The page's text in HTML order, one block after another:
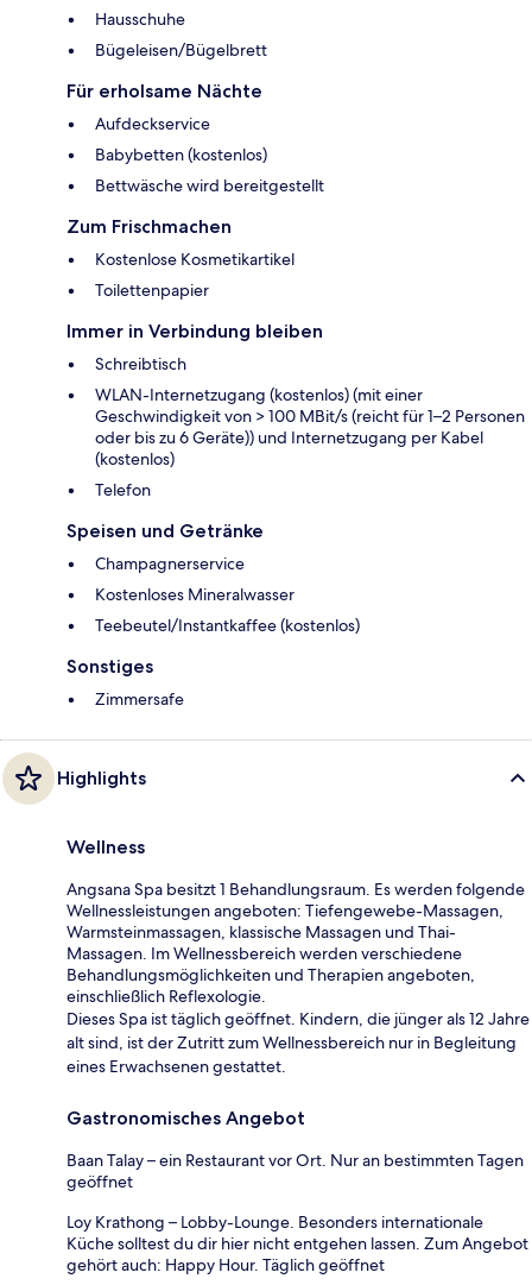
Hausschuhe
Bügeleisen/Bügelbrett
Für erholsame Nächte
Aufdeckservice
Babybetten (kostenlos)
Bettwäsche wird bereitgestellt
Zum Frischmachen
Kostenlose Kosmetikartikel
Toilettenpapier
Immer in Verbindung bleiben
Schreibtisch
WLAN-Internetzugang (kostenlos) (mit einer
Geschwindigkeit von > 100 MBit/s (reicht für 1–2 Personen
oder bis zu 6 Geräte)) und Internetzugang per Kabel
(kostenlos)
Telefon
Speisen und Getränke
Champagnerservice
Kostenloses Mineralwasser
Teebeutel/Instantkaffee (kostenlos)
Sonstiges
Zimmersafe
Highlights
Wellness
Angsana Spa besitzt 1 Behandlungsraum. Es werden folgende
Wellnessleistungen angeboten: Tiefengewebe-Massagen,
Warmsteinmassagen, klassische Massagen und Thai-
Massagen. Im Wellnessbereich werden verschiedene
Behandlungsmöglichkeiten und Therapien angeboten,
einschließlich Reflexologie.
Dieses Spa ist täglich geöffnet. Kindern, die jünger als 12 Jahre
alt sind, ist der Zutritt zum Wellnessbereich nur in Begleitung
eines Erwachsenen gestattet.
Gastronomisches Angebot
Baan Talay – ein Restaurant vor Ort. Nur an bestimmten Tagen
geöffnet
Loy Krathong – Lobby-Lounge. Besonders internationale
Küche solltest du dir hier nicht entgehen lassen. Zum Angebot
gehört auch: Happy Hour. Täglich geöffnet